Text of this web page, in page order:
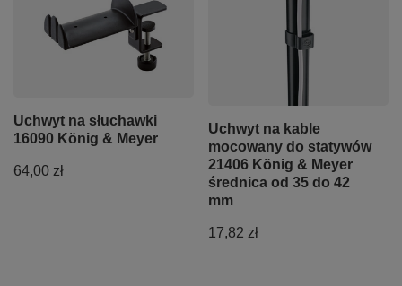
Uchwyt na słuchawki
16090 König & Meyer
64,00 zł
Uchwyt na kable
mocowany do statywów
21406 König & Meyer
średnica od 35 do 42
mm
17,82 zł